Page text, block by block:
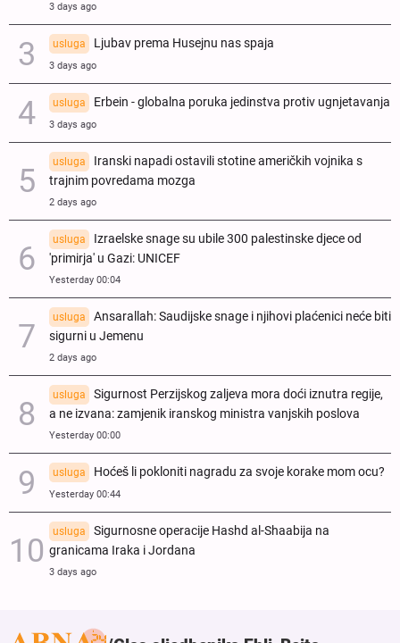
3 days ago
usluga Ljubav prema Husejnu nas spaja
3 days ago
usluga Erbein - globalna poruka jedinstva protiv ugnjetavanja
3 days ago
usluga
Iranski napadi ostavili stotine američkih vojnika s
trajnim povredama mozga
2 days ago
usluga
Izraelske snage su ubile 300 palestinske djece od
'primirja' u Gazi: UNICEF
Yesterday 00:04
usluga
Ansarallah: Saudijske snage i njihovi plaćenici neće biti
sigurni u Jemenu
2 days ago
usluga
Sigurnost Perzijskog zaljeva mora doći iznutra regije,
a ne izvana: zamjenik iranskog ministra vanjskih poslova
Yesterday 00:00
usluga Hoćeš li pokloniti nagradu za svoje korake mom ocu?
Yesterday 00:44
usluga
Sigurnosne operacije Hashd al-Shaabija na
granicama Iraka i Jordana
3 days ago